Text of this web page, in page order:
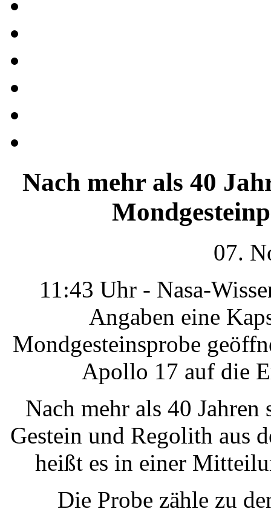
Nach mehr als 40
07.
11:43 Uhr - Nasa-
Angaben eine
Mondgesteinsprobe
Apollo 17 auf die
Nach mehr als 40 Jahren
Gestein und Regolith aus
heißt es in einer
Die Probe zähle zu